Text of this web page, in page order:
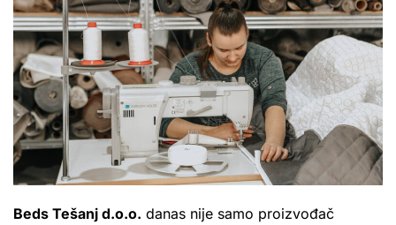
Beds Tešanj d.o.o. danas nije samo proizvođač